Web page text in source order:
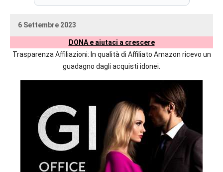
prossime
editoriali
maggiori
6 Settembre 2023
DONA e aiutaci a crescere
Trasparenza Affiliazioni: In qualità di Affiliato Amazon ricevo un
guadagno dagli acquisti idonei.